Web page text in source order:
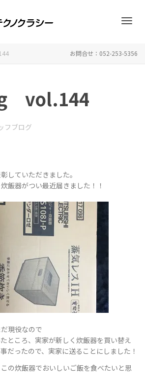
を
お問合せ：052-253-5356
vol.144
フブログ
していただきました。
飯器がつい最近届きました！！
現役なので
ところ、実家が新しく炊飯器を買い替え
だったので、実家に送ることにしました！
の炊飯器でおいしいご飯を食べたいと思